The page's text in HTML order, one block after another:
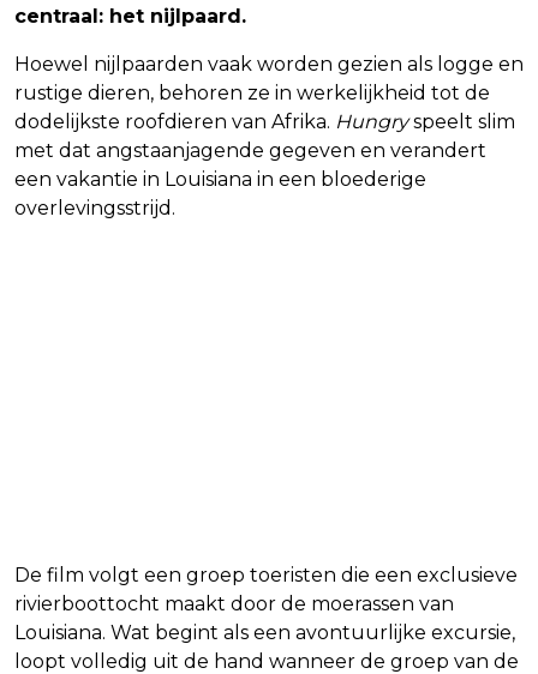
centraal: het nijlpaard.
Hoewel nijlpaarden vaak worden gezien als logge en
rustige dieren, behoren ze in werkelijkheid tot de
dodelijkste roofdieren van Afrika. Hungryspeelt slim
met dat angstaanjagende gegeven en verandert
een vakantie in Louisiana in een bloederige
overlevingsstrijd.
De film volgt een groep toeristen die een exclusieve
rivierboottocht maakt door de moerassen van
Louisiana. Wat begint als een avontuurlijke excursie,
loopt volledig uit de hand wanneer de groep van de